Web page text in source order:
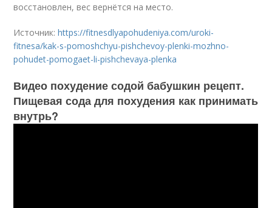
восстановлен, вес вернётся на место.
Источник:https://fitnesdlyapohudeniya.com/uroki-
fitnesa/kak-s-pomoshchyu-pishchevoy-plenki-mozhno-
pohudet-pomogaet-li-pishchevaya-plenka
Видео похудение содой бабушкин рецепт.
Пищевая сода для похудения как принимать
внутрь?